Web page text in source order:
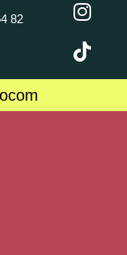
82